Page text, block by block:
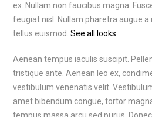
ex. Nullam non faucibus magna.
feugiat nisl. Nullam pharetra augue
tellus euismod.See all looks
Aenean tempus iaculis suscipit.
tristique ante. Aenean leo ex,
vestibulum venenatis velit.
amet bibendum congue, tortor